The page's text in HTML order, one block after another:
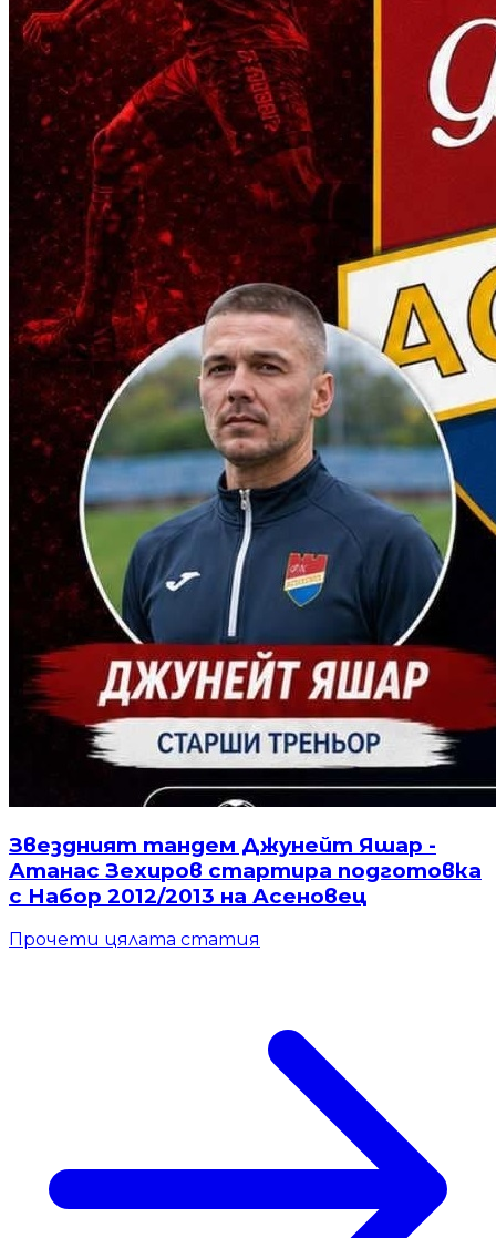
Звездният тандем Джунейт Яшар -
Атанас Зехиров стартира подготовка
с Набор 2012/2013 на Асеновец
Прочети цялата статия